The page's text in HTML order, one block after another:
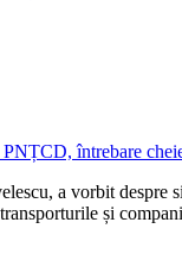
a vorbit despre
și